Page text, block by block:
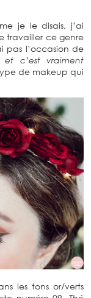
je le disais, j’ai
travailler ce genre
pas l’occasion de
et c’est vraiment
de makeup qui
les tons or/verts